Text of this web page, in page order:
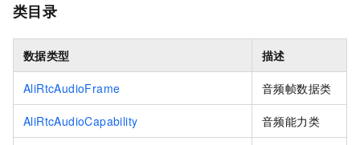
类目录
数据类型 描述
AliRtcAudioFrame 音频帧数据类
AliRtcAudioCapability 音频能力类